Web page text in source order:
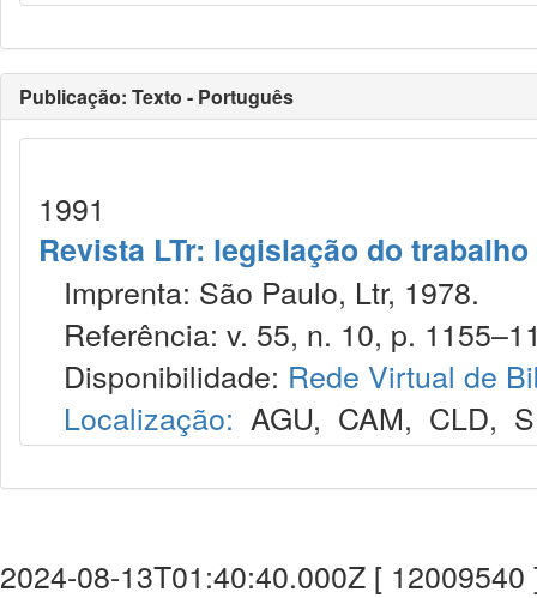
Publicação: Texto - Português
1991
Revista LTr: legislação do trabalho
Imprenta: São Paulo, Ltr, 1978.
Referência: v. 55, n. 10, p.
Disponibilidade: Rede Virtual de
Localização: AGU, CAM, CLD,
2024-08-13T01:40:40.000Z [ 12009540